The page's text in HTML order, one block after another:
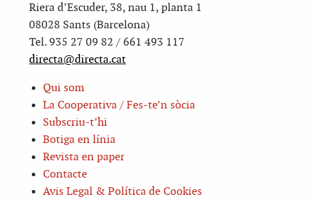
Riera d’Escuder, 38, nau 1, planta 1
08028 Sants (Barcelona)
Tel. 935 27 09 82 / 661 493 117
directa@directa.cat
Qui som
La Cooperativa / Fes-te’n sòcia
Subscriu-t’hi
Botiga en línia
Revista en paper
Contacte
Avis Legal & Política de Cookies